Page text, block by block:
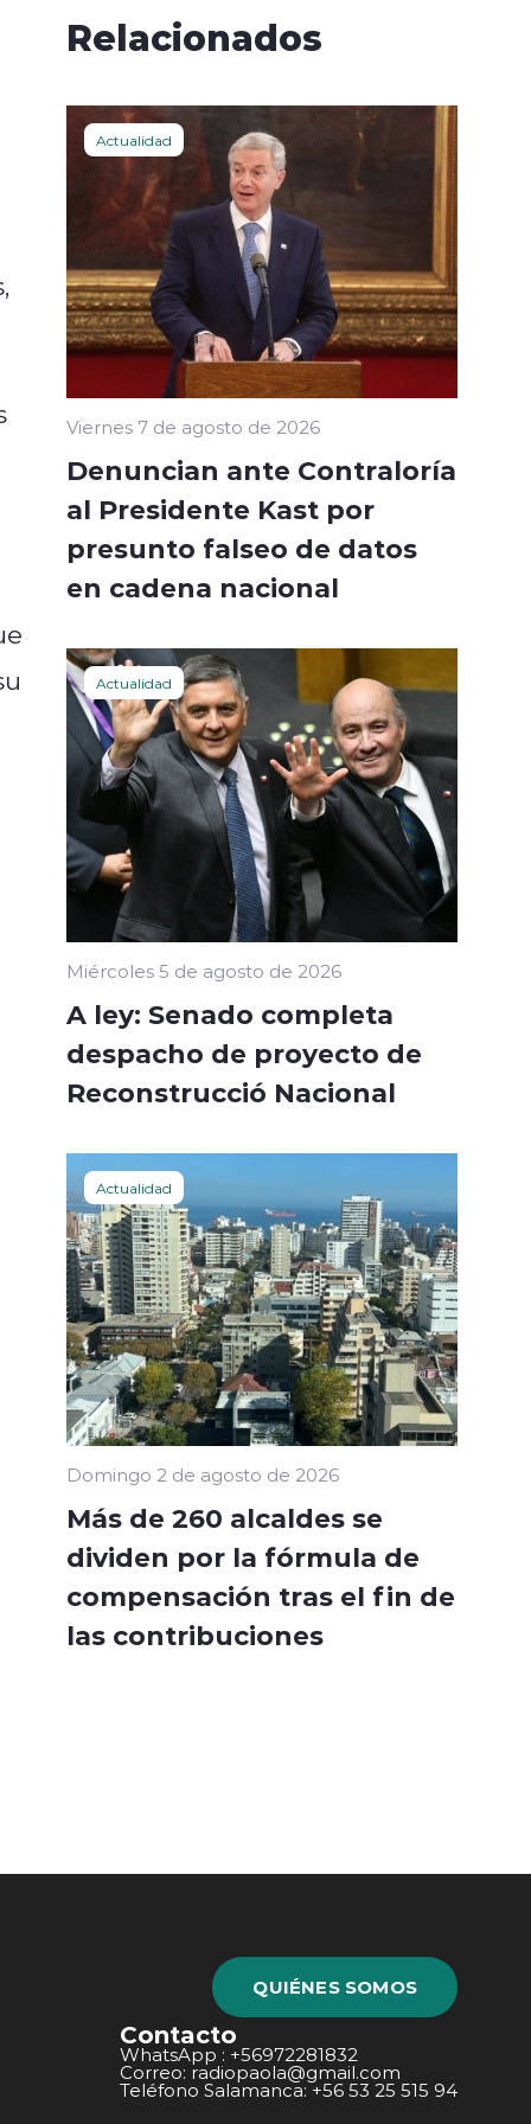
Relacionados
Actualidad
Viernes 7 de agosto de 2026
Denuncian ante Contraloría
al Presidente Kast por
presunto falseo de datos
en cadena nacional
Actualidad
Miércoles 5 de agosto de 2026
A ley: Senado completa
despacho de proyecto de
Reconstrucció Nacional
Actualidad
Domingo 2 de agosto de 2026
Más de 260 alcaldes se
dividen por la fórmula de
compensación tras el fin de
las contribuciones
QUIÉNES SOMOS
Contacto
WhatsApp : +56972281832
Correo: radiopaola@gmail.com
Teléfono Salamanca: +56 53 25 515 94